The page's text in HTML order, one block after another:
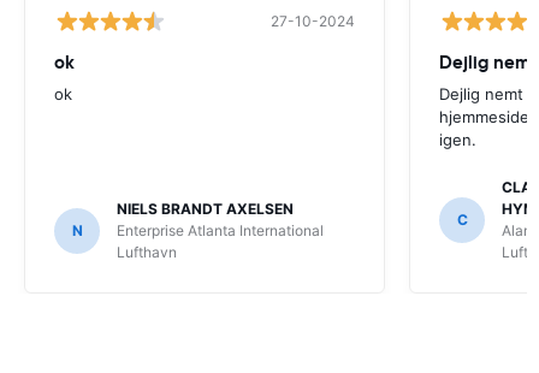
27-10-2024
ok
ok
N
NIELS BRANDT AXELSEN
Enterprise Atlanta International
Lufthavn
Dejlig
Dejlig nemt
igen.
C